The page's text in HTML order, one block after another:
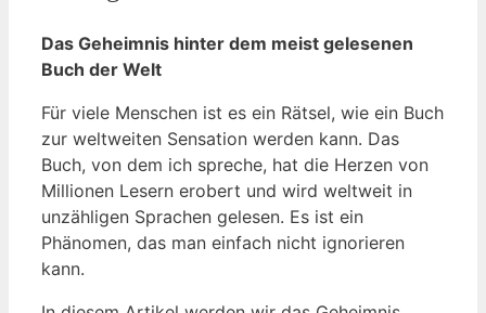
Das Geheimnis hinter dem meist gelesenen
Buch der Welt
Für viele Menschen ist es⁣ ein Rätsel, ‌wie ein Buch
zur weltweiten ⁤Sensation werden ​kann. Das
⁢Buch, von dem ich spreche, ‍hat⁢ die⁤ Herzen von
Millionen Lesern erobert und ​wird weltweit in‌
unzähligen ‍Sprachen gelesen. Es ist ‍ein
Phänomen, das man einfach nicht ignorieren
kann.